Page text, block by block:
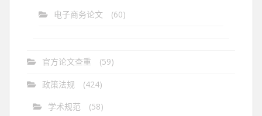
电子商务论文 (60)
官方论文查重 (59)
政策法规
(424)
学术规范
(58)